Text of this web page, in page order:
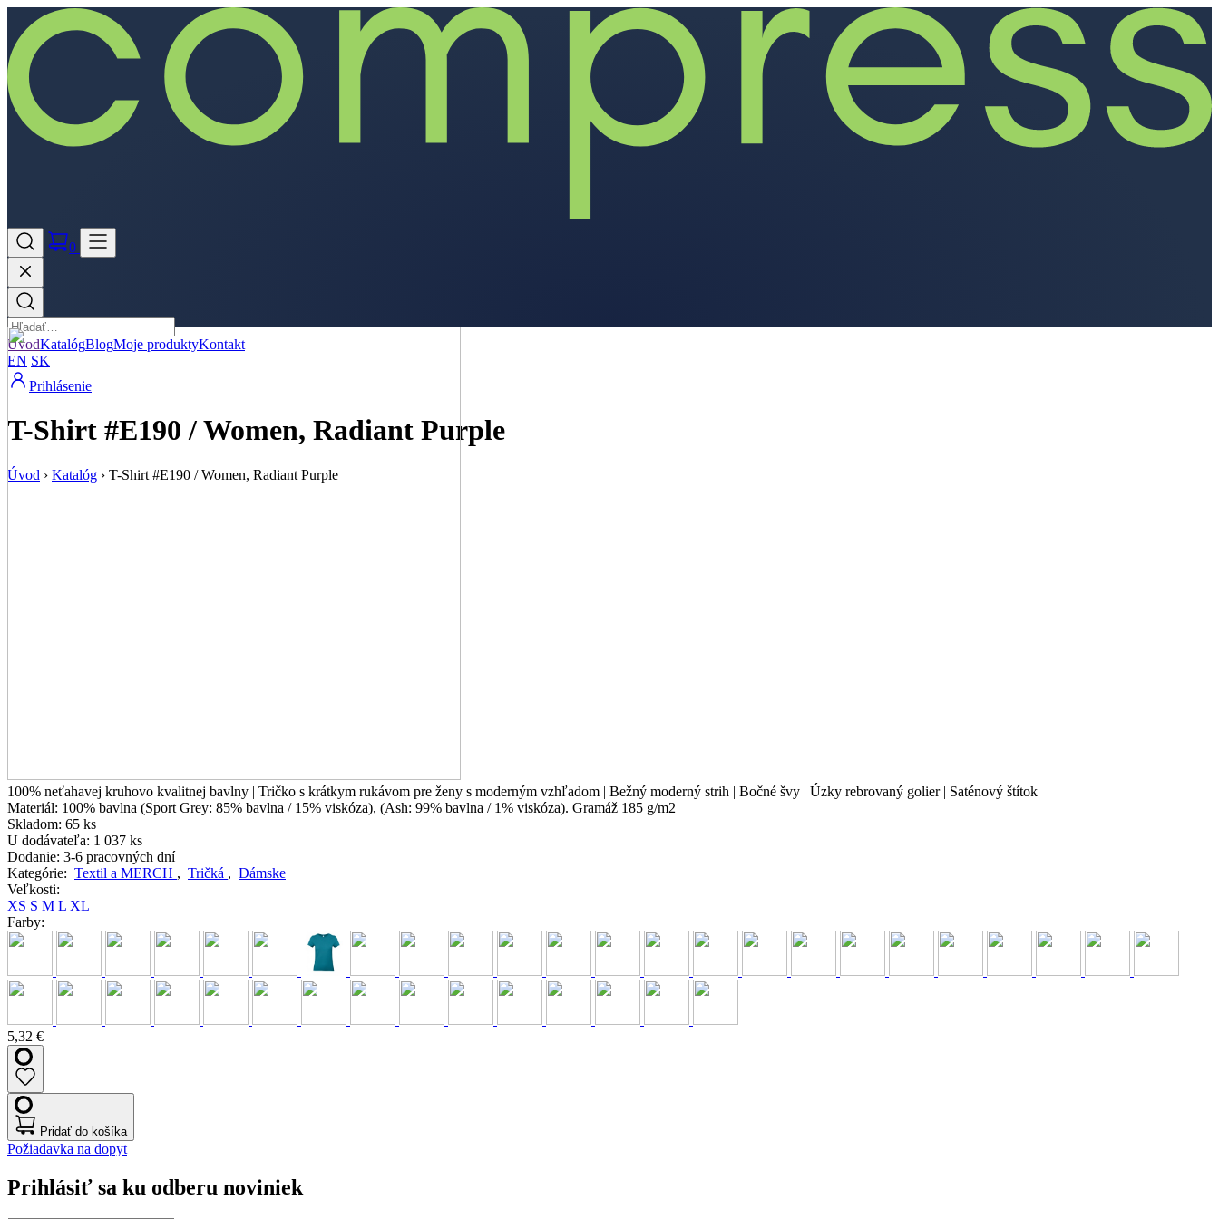
0
ÚvodKatalógBlogMoje produktyKontakt
EN SK
Prihlásenie
T-Shirt #E190 / Women, Radiant Purple
Úvod › Katalóg › T-Shirt #E190 / Women, Radiant Purple
100% neťahavej kruhovo kvalitnej bavlny | Tričko s krátkym rukávom pre ženy s moderným vzhľadom | Bežný moderný strih | Bočné švy | Úzky rebrovaný golier | Saténový štítok
Materiál: 100% bavlna (Sport Grey: 85% bavlna / 15% viskóza), (Ash: 99% bavlna / 1% viskóza). Gramáž 185 g/m2
Skladom: 65 ks
U dodávateľa: 1 037 ks
Dodanie: 3-6 pracovných dní
Kategórie: Textil a MERCH , Tričká , Dámske
Veľkosti:
XS S M L XL
Farby:
5,32 €
Pridať do košíka
Požiadavka na dopyt
Prihlásiť sa ku odberu noviniek